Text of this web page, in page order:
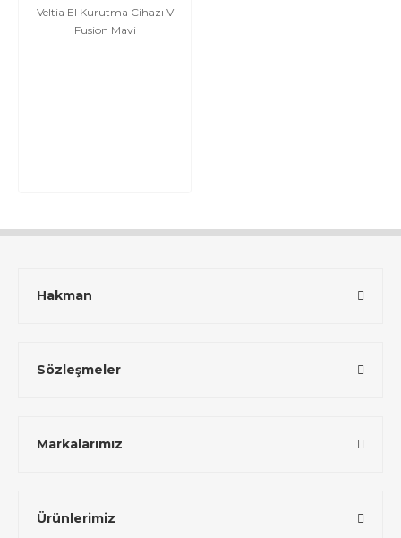
Veltia El Kurutma Cihazı V
Fusion Mavi
Hakman
Sözleşmeler
Markalarımız
Ürünlerimiz